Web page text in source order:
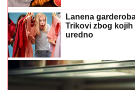
Lanena
Trikovi zbog
uredno